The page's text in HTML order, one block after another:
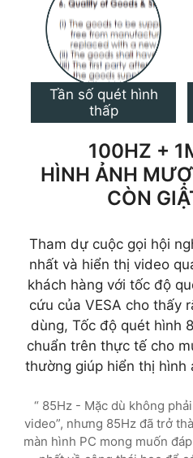
Tần số quét hình
thấp
100HZ +
HÌNH ẢNH
CÒN
Tham dự cuộc gọi hội
nhất và hiển thị video
khách hàng với tốc độ
cứu của VESA cho thấy
dùng, Tốc độ quét hình
chuẩn trên thực tế cho
thường giúp hiển thị hình
“ 85Hz - Mặc dù không
video”, nhưng 85Hz đã trở
màn hình PC mong muốn